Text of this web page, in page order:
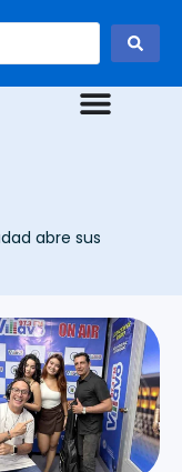
abre sus